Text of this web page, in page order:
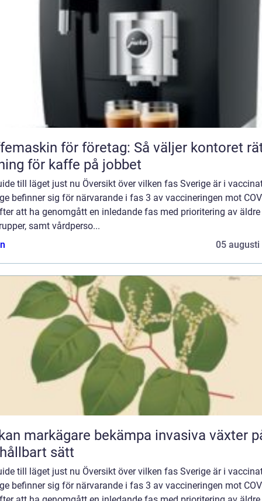
för företag: Så väljer kontoret
för kaffe på jobbet
till läget just nu Översikt över vilken fas Sverige är i
befinner sig för närvarande i fas 3 av vaccineringen mot
att ha genomgått en inledande fas med prioritering av
samt vårdperso...
05 augusti
markägare bekämpa invasiva växter
sätt
till läget just nu Översikt över vilken fas Sverige är i
befinner sig för närvarande i fas 3 av vaccineringen mot